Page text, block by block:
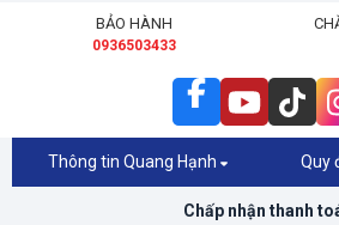
BẢO HÀNH
0936503433
Thông tin Quang Hạnh Quy
Chấp nhận thanh